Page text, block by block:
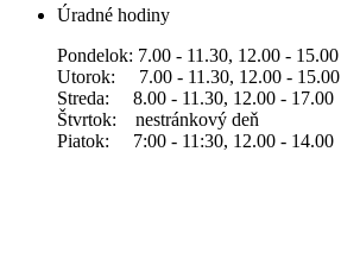
Úradné hodiny
Pondelok: 7.00 - 11.30, 12.00 - 15.00
Utorok: 7.00 - 11.30, 12.00 - 15.00
Streda: 8.00 - 11.30, 12.00 - 17.00
Štvrtok: nestránkový deň
Piatok: 7:00 - 11:30, 12.00 - 14.00